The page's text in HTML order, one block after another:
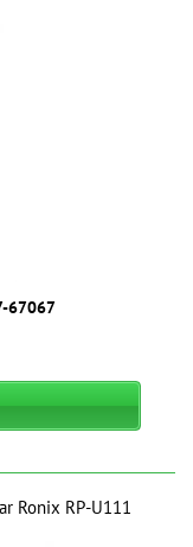
67067
Ronix RP-U111